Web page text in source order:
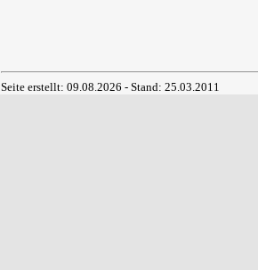
Seite erstellt: 09.08.2026 - Stand: 25.03.2011